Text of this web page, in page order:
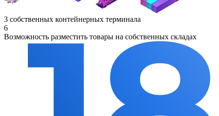
3 собственных контейнерных терминала
6
Возможность разместить товары на собственных складах